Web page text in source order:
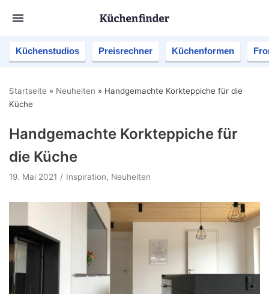
Küchenstudios Preisrechner Küchenformen
Startseite » Neuheiten » Handgemachte Korkteppiche für die
Küche
Handgemachte Korkteppiche für
die Küche
19. Mai 2021 Inspiration, Neuheiten